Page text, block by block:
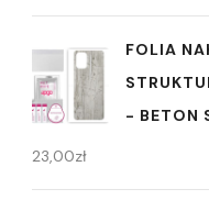
FOLIA
- BETON
23,00zł